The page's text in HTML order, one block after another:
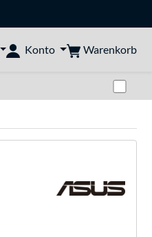
Konto Warenkorb